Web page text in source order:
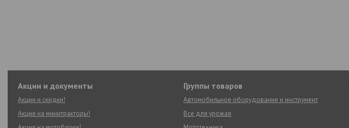
Акции и документы
Акции и скидки!
Акция на минитракторы!
Группы товаров
Автомобильное оборудование и инструмент
Все для урожая